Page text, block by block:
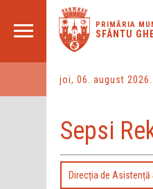
PRIMĂRIA
SFÂNTU
joi, 06. august 2026.
Sepsi
Direcția de